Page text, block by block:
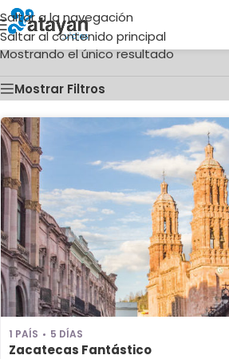
Saltar a la navegación
Saltar al contenido principal
Inicio/Ciudades del producto
Mostrando el único resultado
Mostrar Filtros
1 PAÍS 5 DÍAS
Zacatecas Fantástico